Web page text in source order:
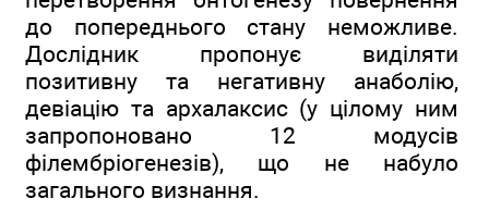
до попереднього стану неможливе.
Дослідник пропонує виділяти
позитивну та негативну анаболію,
девіацію та архалаксис (у цілому ним
запропоновано 12 модусів
філембріогенезів), що не набуло
загального визнання.